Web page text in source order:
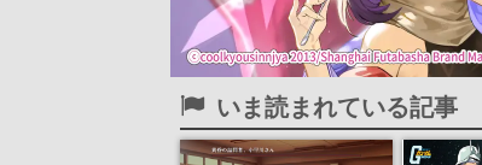
いま読まれている記事